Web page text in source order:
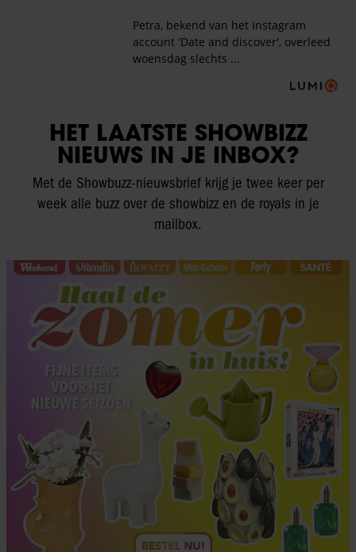
HET LAATSTE SHOWBIZZ
NIEUWS IN JE INBOX?
Met de Showbuzz-nieuwsbrief krijg je twee keer per
week alle buzz over de showbizz en de royals in je
mailbox.